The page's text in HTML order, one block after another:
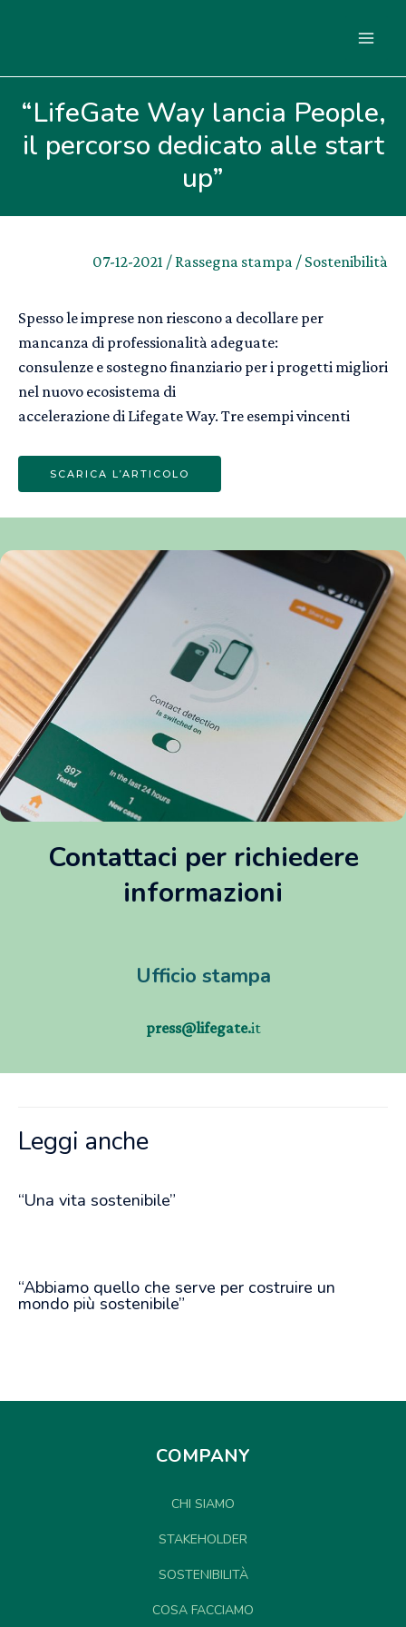
“LifeGate Way lancia People,
il percorso dedicato alle start
up”
07-12-2021 /Rassegna stampa / Sostenibilità
Spesso le imprese non riescono a decollare per
mancanza di professionalità adeguate:
consulenze e sostegno finanziario per i progetti migliori
nel nuovo ecosistema di
accelerazione di Lifegate Way. Tre esempi vincenti
SCARICA L’ARTICOLO
Contattaci per richiedere
informazioni
Ufficio stampa
press@lifegate.it
Leggi anche
“Una vita sostenibile”
“Abbiamo quello che serve per costruire un
mondo più sostenibile”
COMPANY
CHI SIAMO
STAKEHOLDER
SOSTENIBILITÀ
COSA FACCIAMO